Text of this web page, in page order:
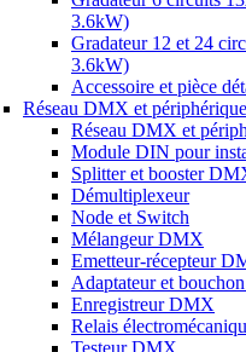
3.6kW)
Gradateur 12 et 24
3.6kW)
Accessoire et pièce
Réseau DMX et périphérique
Réseau DMX et
Module DIN pour
Splitter et booster
Démultiplexeur
Node et Switch
Mélangeur DMX
Emetteur-récepteur
Adaptateur et
Enregistreur DMX
Relais
Testeur DMX